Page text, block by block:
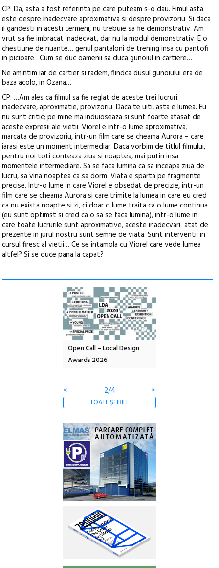
CP: Da, asta a fost referinta pe care puteam s-o dau. Fimul asta
este despre inadecvare aproximativa si despre provizoriu. Si daca
il gandesti in acesti termeni, nu trebuie sa fie demonstrativ. Am
vrut sa fie imbracat inadecvat, dar nu la modul demonstrativ. E o
chestiune de nuante… genul pantaloni de trening insa cu pantofi
in picioare…Cum se duc oamenii sa duca gunoiul in cartiere…
Ne amintim iar de cartier si radem, fiindca dusul gunoiului era de
baza acolo, in Ozana…
CP: …Am ales ca filmul sa fie reglat de aceste trei lucruri:
inadecvare, aproximatie, provizoriu. Daca te uiti, asta e lumea. Eu
nu sunt critic; pe mine ma induioseaza si sunt foarte atasat de
aceste expresii ale vietii. Viorel e intr-o lume aproximativa,
marcata de provizoriu, intr-un film care se cheama Aurora – care
iarasi este un moment intermediar. Daca vorbim de titlul filmului,
pentru noi toti conteaza ziua si noaptea, mai putin insa
momentele intermediare. Sa se faca lumina ca sa inceapa ziua de
lucru, sa vina noaptea ca sa dorm. Viata e sparta pe fragmente
precise. Intr-o lume in care Viorel e obsedat de precizie, intr-un
film care se cheama Aurora si care trimite la lumea in care eu cred
ca nu exista noapte si zi, ci doar o lume traita ca o lume continua
(eu sunt optimst si cred ca o sa se faca lumina), intr-o lume in
care toate lucrurile sunt aproximative, aceste inadecvari atat de
prezente in jurul nostru sunt semne de viata. Sunt interventii in
cursul firesc al vietii… Ce se intampla cu Viorel care vede lumea
altfel? Si se duce pana la capat?
Open Call – Local Design
Awards 2026
<
2/4 >
TOATE ȘTIRILE